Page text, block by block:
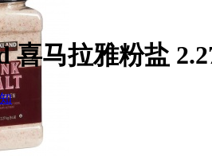
喜马拉雅粉盐